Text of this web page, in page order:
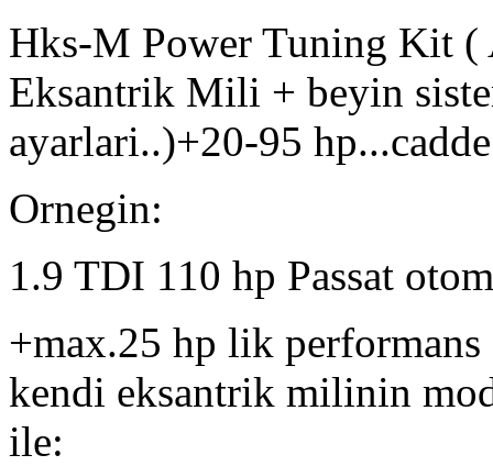
Hks-M Power Tuning Kit (
Eksantrik Mili + beyin
ayarlari..)+20-95
Ornegin:
1.9 TDI 110 hp Passat
+max.25 hp lik
kendi eksantrik milinin
ile: